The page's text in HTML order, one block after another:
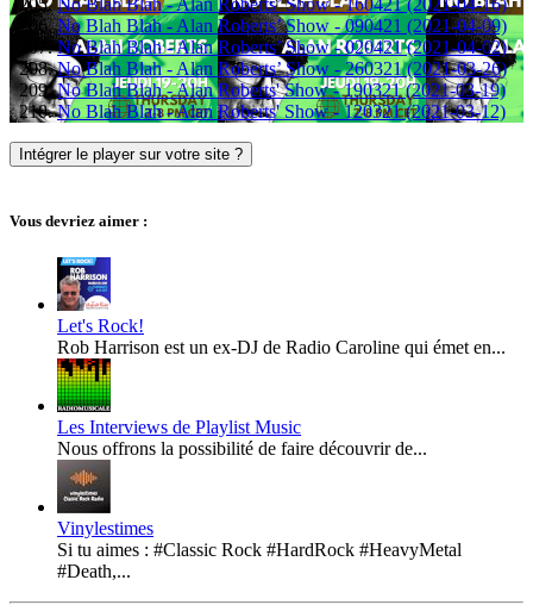
No Blah Blah - Alan Roberts’ Show - 090421 (2021-04-09)
No Blah Blah - Alan Roberts’ Show - 020421 (2021-04-02)
No Blah Blah - Alan Roberts’ Show - 260321 (2021-03-26)
No Blah Blah - Alan Roberts' Show - 190321 (2021-03-19)
No Blah Blah - Alan Roberts' Show - 120321 (2021-03-12)
Intégrer le player sur votre site ?
Vous devriez aimer :
Let's Rock!
Rob Harrison est un ex-DJ de Radio Caroline qui émet en...
Les Interviews de Playlist Music
Nous offrons la possibilité de faire découvrir de...
Vinylestimes
Si tu aimes : #Classic Rock #HardRock #HeavyMetal
#Death,...